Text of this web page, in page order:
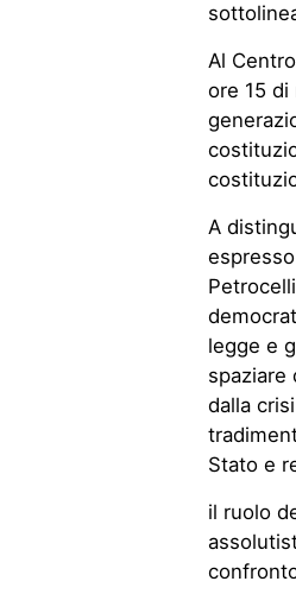
Al
ore 15
A
legge e
spaziare
dalla
Stato e
il ruolo